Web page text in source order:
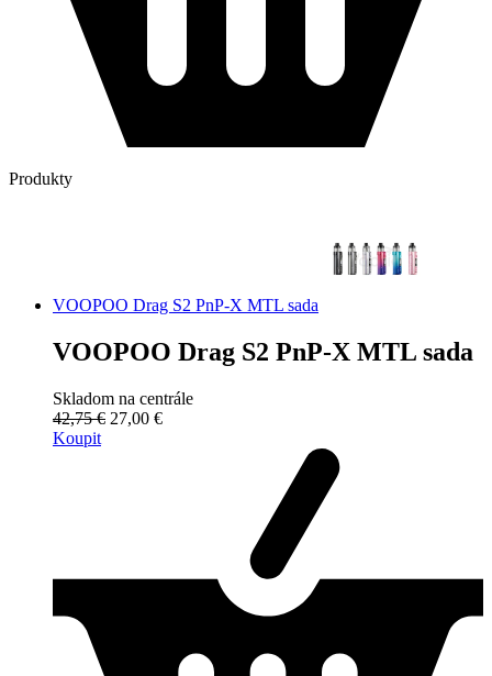
Produkty
VOOPOO Drag S2 PnP-X MTL sada
VOOPOO Drag S2 PnP-X MTL sada
Skladom na centrále
42,75 € 27,00 €
Koupit